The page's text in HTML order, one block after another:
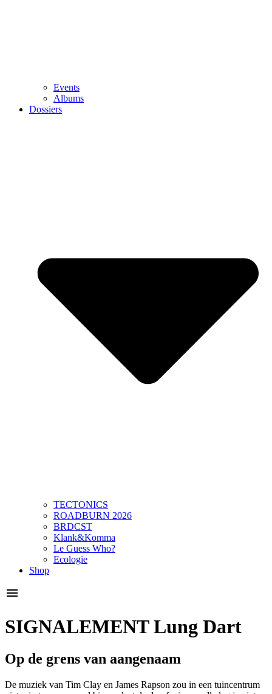
Events
Albums
Dossiers
TECTONICS
ROADBURN 2026
BRDCST
Klank&Komma
Le Guess Who?
Ecologie
Shop
SIGNALEMENT Lung Dart
Op de grens van aangenaam
De muziek van Tim Clay en James Rapson zou in een tuincentrum